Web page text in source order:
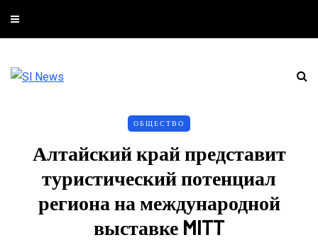
ОБЩЕСТВО
Алтайский край представит
туристический потенциал
региона на международной
выставке MITT